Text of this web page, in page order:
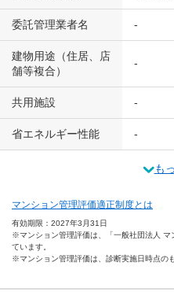
委託管理業者名 -
建物用途（住居、店
舗等複合）
-
共用施設 -
省エネルギー性能 -
も
マンション管理評価適正制度とは
有効期限：2027年3月31日
※マンション管理評価は、「一般社団法人 マ
ています。
※マンション管理評価は、診断実施日時点の